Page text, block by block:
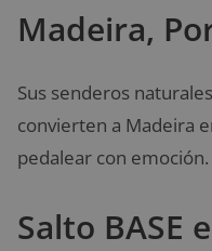
Madeira,
Sus senderos
convierten a Madeira
pedalear con emoción.
Salto BASE